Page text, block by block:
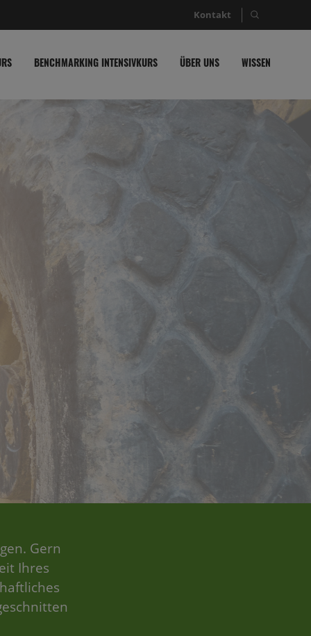
Kontakt Suche
BENCHMARKING INTENSIVKURS ÜBER UNS WISSEN
Gern
Ihres